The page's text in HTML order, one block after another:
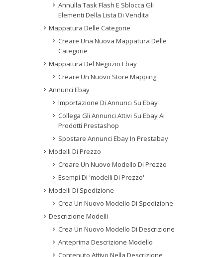
Annulla Task Flash E Sblocca Gli
Elementi Della Lista Di Vendita
Mappatura Delle Categorie
Creare Una Nuova Mappatura Delle
Categorie
Mappatura Del Negozio Ebay
Creare Un Nuovo Store Mapping
Annunci Ebay
Importazione Di Annunci Su Ebay
Collega Gli Annunci Attivi Su Ebay Ai
Prodotti Prestashop
Spostare Annunci Ebay In Prestabay
Modelli Di Prezzo
Creare Un Nuovo Modello Di Prezzo
Esempi Di 'modelli Di Prezzo'
Modelli Di Spedizione
Crea Un Nuovo Modello Di Spedizione
Descrizione Modelli
Crea Un Nuovo Modello Di Descrizione
Anteprima Descrizione Modello
Contenuto Attivo Nella Descrizione